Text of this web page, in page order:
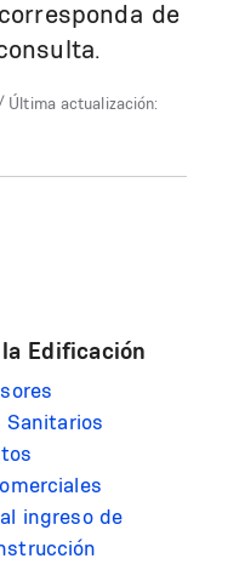
de
Última actualización:
Edificación
Sanitarios
ingreso de